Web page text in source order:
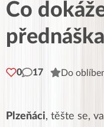
Co
0 17 Do
Plzeňáci, těšte se,